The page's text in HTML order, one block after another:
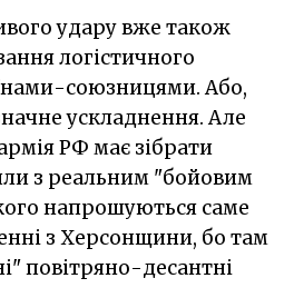
удару вже також
логістичного
союзницями. Або,
ускладнення. Але
РФ має зібрати
з реальним "бойовим
напрошуються саме
з Херсонщини, бо там
повітряно-десантні